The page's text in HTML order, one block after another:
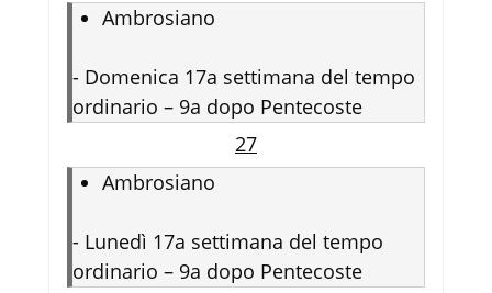
Ambrosiano
- Domenica 17a settimana del tempo
ordinario – 9a dopo Pentecoste
27
Ambrosiano
- Lunedì 17a settimana del tempo
ordinario – 9a dopo Pentecoste